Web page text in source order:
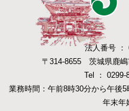
法人番号 ：
〒314-8655 茨城県鹿
Tel ： 0299-
業務時間：午前8時30分から午後
年末年